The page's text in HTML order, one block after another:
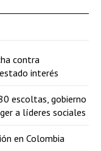
contra
interés
escoltas, gobierno
a líderes sociales
en Colombia